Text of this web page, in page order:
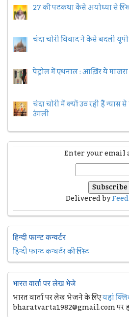
27 की पटकथा कैसे अयोध्या से
चंदा चोरी विवाद ने कैसे बदली
पेट्रोल में एथनाल : आख़िर ये
चंदा चोरी में क्यों उठ रही हैैं न्यास
उंगली
Enter your email
Delivered by
हिन्दी फान्ट कन्वर्टर
हिन्दी फान्ट कन्वर्टर की लिस्ट
भारत वार्ता पर लेख भेजे
भारत वार्ता पर लेख भेजने के लिएयहां
bharatvarta1982@gmail.com पर